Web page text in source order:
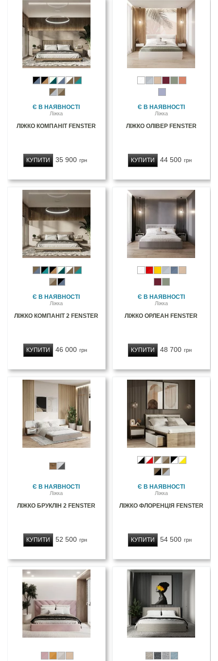
Є В НАЯВНОСТІ
Ліжка
ЛІЖКО КОМПАНІТ FENSTER
35 900 грн
КУПИТИ
Є В НАЯВНОСТІ
Ліжка
ЛІЖКО ОЛІВЕР FENSTER
44 500 грн
КУПИТИ
Є В НАЯВНОСТІ
Ліжка
ЛІЖКО КОМПАНІТ 2 FENSTER
46 000 грн
КУПИТИ
Є В НАЯВНОСТІ
Ліжка
ЛІЖКО ОРЛЕАН FENSTER
48 700 грн
КУПИТИ
Є В НАЯВНОСТІ
Ліжка
ЛІЖКО БРУКЛІН 2 FENSTER
52 500 грн
КУПИТИ
Є В НАЯВНОСТІ
Ліжка
ЛІЖКО ФЛОРЕНЦІЯ FENSTER
54 500 грн
КУПИТИ